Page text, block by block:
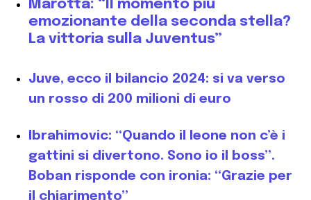
Marotta: “Il momento più
emozionante della seconda stella?
La vittoria sulla Juventus”
Juve, ecco il bilancio 2024: si va verso
un rosso di 200 milioni di euro
Ibrahimovic: “Quando il leone non c’è i
gattini si divertono. Sono io il boss”.
Boban risponde con ironia: “Grazie per
il chiarimento”